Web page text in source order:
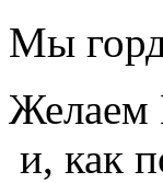
Мы
Желаем
и, как